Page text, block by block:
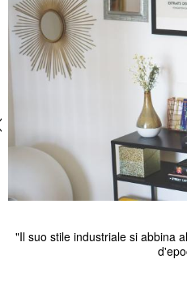
"Il suo stile industriale si abbina